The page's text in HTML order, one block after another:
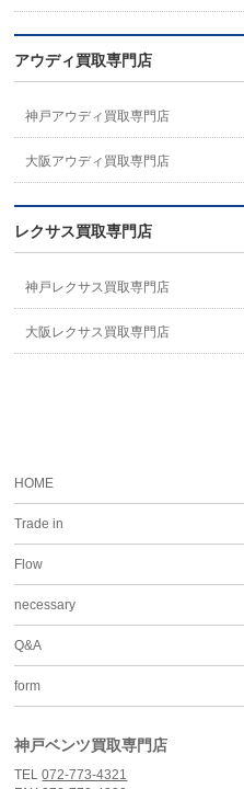
アウディ買取専門店
神戸アウディ買取専門店
大阪アウディ買取専門店
レクサス買取専門店
神戸レクサス買取専門店
大阪レクサス買取専門店
HOME
Trade in
Flow
necessary
Q&A
form
神戸ベンツ買取専門店
TEL072-773-4321